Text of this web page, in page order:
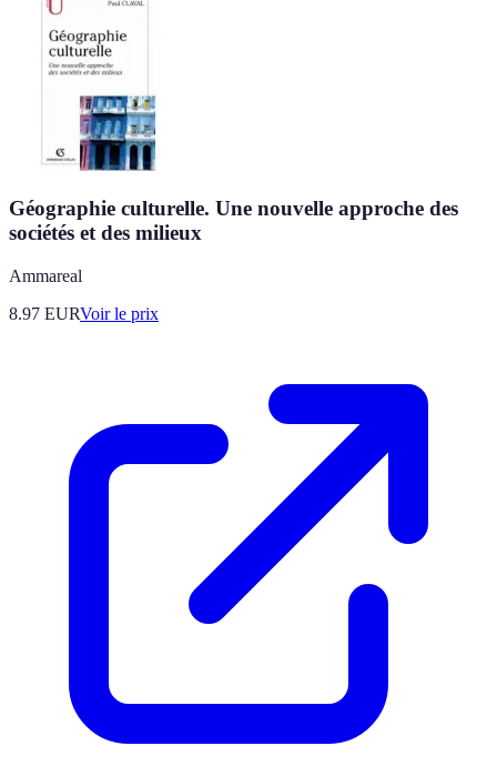
Géographie culturelle. Une nouvelle approche des
sociétés et des milieux
Ammareal
8.97 EURVoir le prix